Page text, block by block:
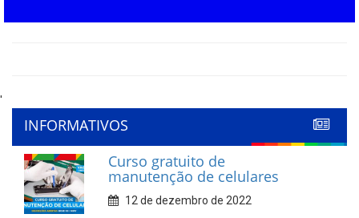
'
INFORMATIVOS
Curso gratuito de
manutenção de celulares
12 de dezembro de 2022